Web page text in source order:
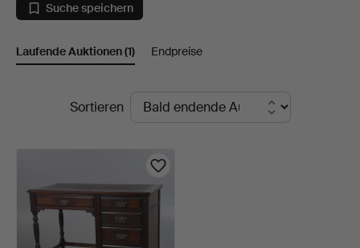
Bishop
&
Suche speichern
Laufende Auktionen(1) Endpreise
LaufendeSortieren